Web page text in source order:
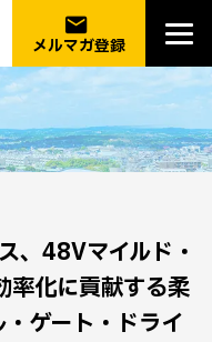
email
メルマガ登録
、48Vマイルド・
率化に貢献する柔
ゲート・ドライ